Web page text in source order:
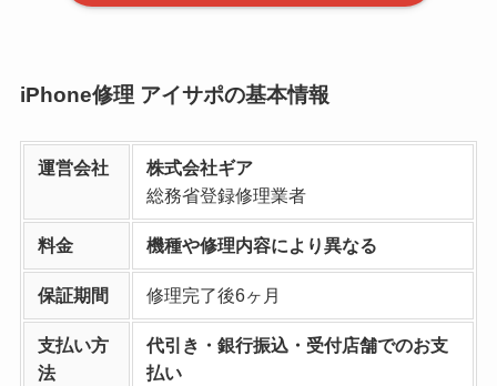
iPhone修理 アイサポの基本情報
運営会社
株式会社ギア
総務省登録修理業者
料金 機種や修理内容により異なる
保証期間 修理完了後6ヶ月
支払い方
法
代引き・銀行振込・受付店舗でのお支
払い